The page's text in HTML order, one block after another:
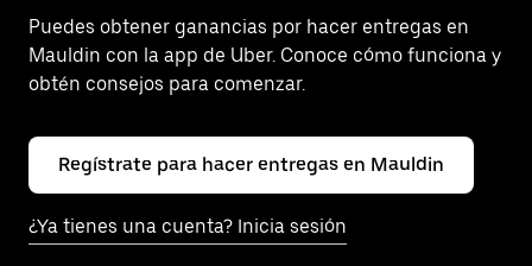
Puedes obtener ganancias por hacer entregas en
Mauldin con la app de Uber. Conoce cómo funciona y
obtén consejos para comenzar.
Regístrate para hacer entregas en Mauldin
¿Ya tienes una cuenta? Inicia sesión